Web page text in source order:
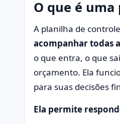
O que é
A planilha de
acompanhar todas
o que entra, o que
orçamento. Ela
para suas decisões
Ela permite